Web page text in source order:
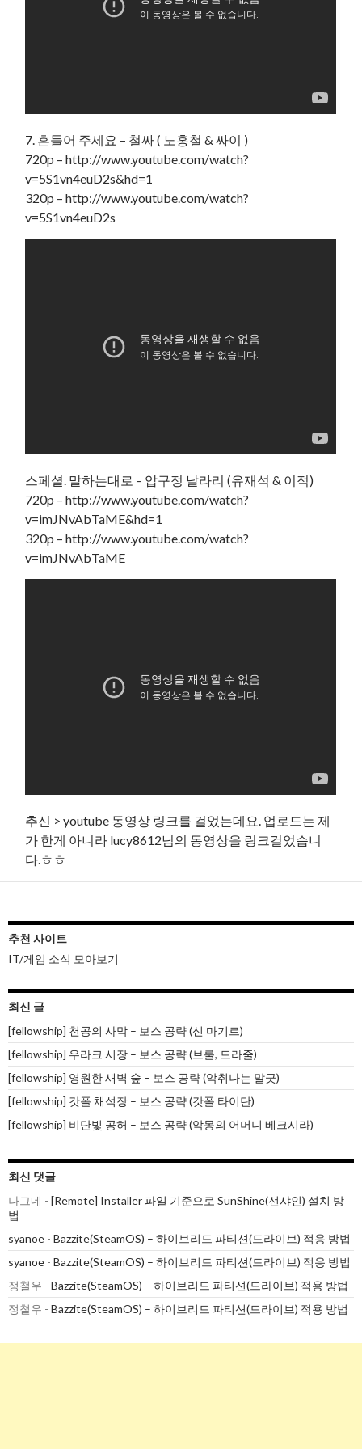
7. 흔들어 주세요 – 철싸 ( 노홍철 & 싸이 )
720p – http://www.youtube.com/watch?
v=5S1vn4euD2s&hd=1
320p – http://www.youtube.com/watch?
v=5S1vn4euD2s
스페셜. 말하는대로 – 압구정 날라리 (유재석 & 이적)
720p – http://www.youtube.com/watch?
v=imJNvAbTaME&hd=1
320p – http://www.youtube.com/watch?
v=imJNvAbTaME
추신 > youtube 동영상 링크를 걸었는데요. 업로드는 제
가 한게 아니라 lucy8612님의 동영상을 링크걸었습니
다.ㅎㅎ
추천 사이트
IT/게임 소식 모아보기
최신 글
[fellowship] 천공의 사막 – 보스 공략 (신 마기르)
[fellowship] 우라크 시장 – 보스 공략 (브룰, 드라줄)
[fellowship] 영원한 새벽 숲 – 보스 공략 (악취나는 말긋)
[fellowship] 갓폴 채석장 – 보스 공략 (갓폴 타이탄)
[fellowship] 비단빛 공허 – 보스 공략 (악몽의 어머니 베크시라)
최신 댓글
나그네 - [Remote] Installer 파일 기준으로 SunShine(선샤인) 설치 방
법
syanoe - Bazzite(SteamOS) – 하이브리드 파티션(드라이브) 적용 방법
syanoe - Bazzite(SteamOS) – 하이브리드 파티션(드라이브) 적용 방법
정철우 - Bazzite(SteamOS) – 하이브리드 파티션(드라이브) 적용 방법
정철우 - Bazzite(SteamOS) – 하이브리드 파티션(드라이브) 적용 방법